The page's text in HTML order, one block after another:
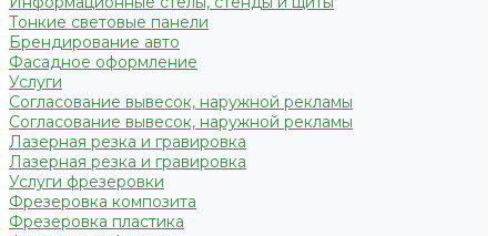
Тонкие световые панели
Брендирование авто
Фасадное оформление
Услуги
Согласование вывесок, наружной рекламы
Согласование вывесок, наружной рекламы
Лазерная резка и гравировка
Лазерная резка и гравировка
Услуги фрезеровки
Фрезеровка композита
Фрезеровка пластика